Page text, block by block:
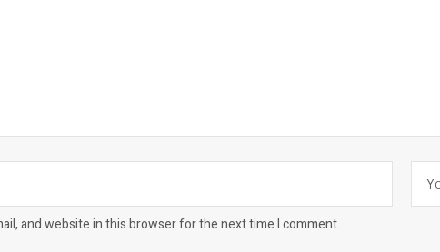
and website in this browser for the next time I comment.